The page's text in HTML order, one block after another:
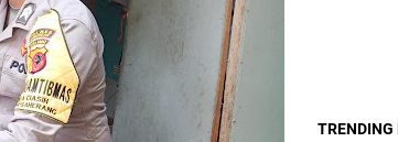
TRENDING